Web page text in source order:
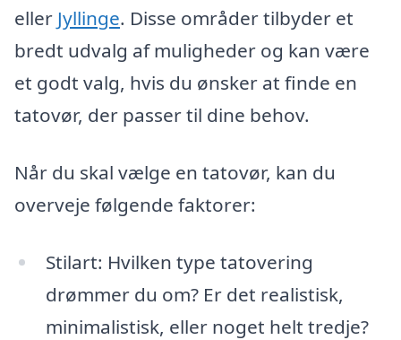
eller Jyllinge. Disse områder tilbyder et
bredt udvalg af muligheder og kan være
et godt valg, hvis du ønsker at finde en
tatovør, der passer til dine behov.
Når du skal vælge en tatovør, kan du
overveje følgende faktorer:
Stilart: Hvilken type tatovering
drømmer du om? Er det realistisk,
minimalistisk, eller noget helt tredje?